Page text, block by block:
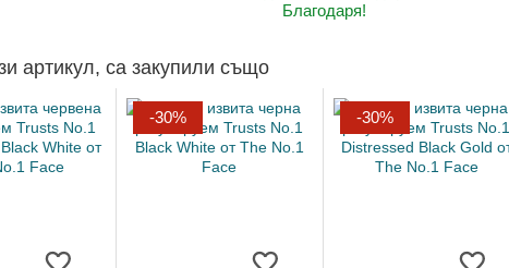
Благодаря!
артикул, са закупили също
-30% -30%